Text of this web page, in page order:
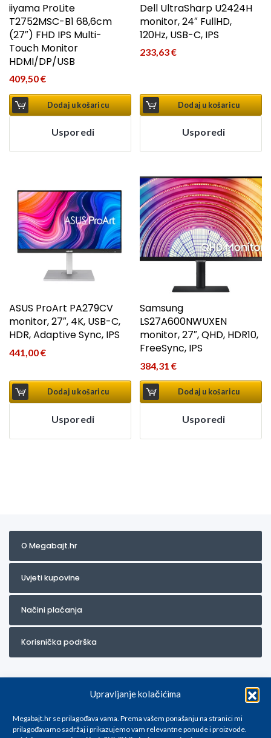
Upravljanje kolačićima
Megabajt.hr se prilagođava vama. Prema vašem ponašanju na stranici mi
prilagođavamo sadržaj i prikazujemo vam relevantne ponude i proizvode.
iiyama ProLite
T2752MSC-B1 68,6cm
(27″) FHD IPS Multi-
Touch Monitor
HDMI/DP/USB
409,50€
Dodaj u košaricu
Usporedi
Dell UltraSharp U2424H
monitor, 24″ FullHD,
120Hz, USB-C, IPS
233,63€
Dodaj u košaricu
Usporedi
ASUS ProArt PA279CV
monitor, 27″, 4K, USB-C,
HDR, Adaptive Sync, IPS
441,00€
Dodaj u košaricu
Usporedi
Samsung
LS27A600NWUXEN
monitor, 27″, QHD, HDR10,
FreeSync, IPS
384,31€
Dodaj u košaricu
Usporedi
O Megabajt.hr
Uvjeti kupovine
Načini plaćanja
Korisnička podrška